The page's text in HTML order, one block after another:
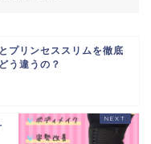
プリンセススリムを徹底
う違うの？